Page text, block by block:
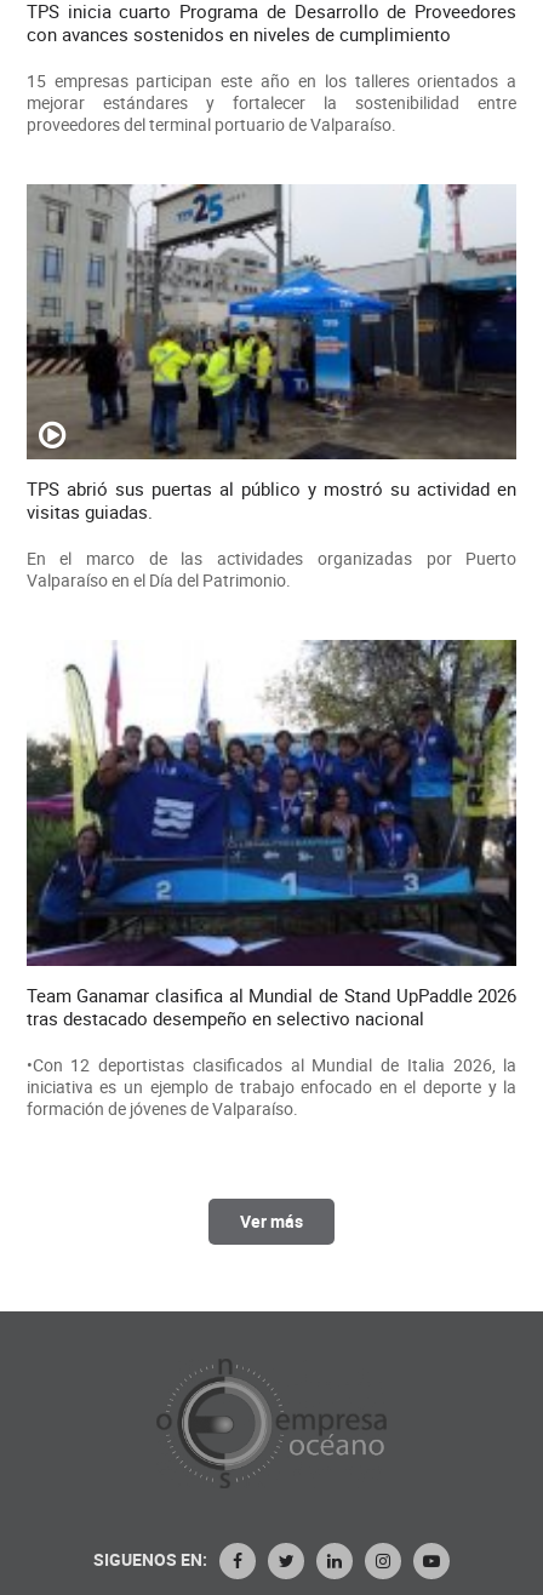
TPS inicia cuarto Programa de Desarrollo de Proveedores
con avances sostenidos en niveles de cumplimiento
15 empresas participan este año en los talleres orientados a
mejorar estándares y fortalecer la sostenibilidad entre
proveedores del terminal portuario de Valparaíso.
TPS abrió sus puertas al público y mostró su actividad en
visitas guiadas.
En el marco de las actividades organizadas por Puerto
Valparaíso en el Día del Patrimonio.
Team Ganamar clasifica al Mundial de Stand UpPaddle 2026
tras destacado desempeño en selectivo nacional
•Con 12 deportistas clasificados al Mundial de Italia 2026, la
iniciativa es un ejemplo de trabajo enfocado en el deporte y la
formación de jóvenes de Valparaíso.
Ver más
SIGUENOS EN: